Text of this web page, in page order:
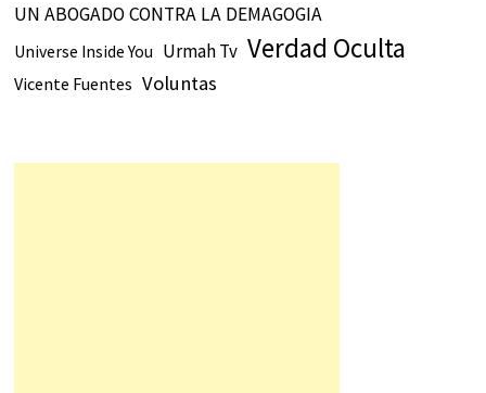
UN ABOGADO CONTRA LA DEMAGOGIA
Universe Inside You Urmah Tv Verdad Oculta
Vicente Fuentes Voluntas